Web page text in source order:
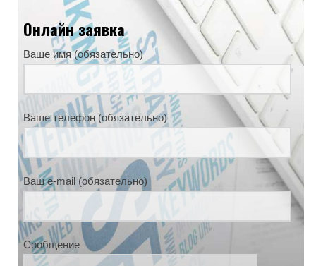
Онлайн заявка
Ваше имя (обязательно)
Ваше телефон (обязательно)
Ваш e-mail (обязательно)
Сообщение